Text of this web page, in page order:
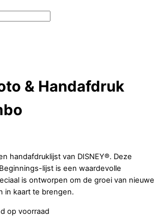
& Handafdruk
handafdruklijst van DISNEY®. Deze
lijst is een waardevolle
is ontworpen om de groei van nieuwe
in kaart te brengen.
op voorraad